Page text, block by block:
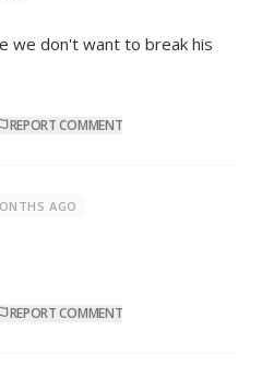
we don't want to break his
REPORT COMMENT
AGO
REPORT COMMENT